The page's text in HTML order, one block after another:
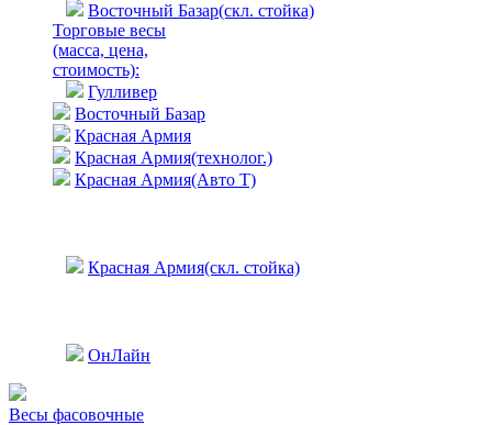
Восточный Базар(скл. стойка)
Торговые весы
(масса, цена,
стоимость):
Гулливер
Восточный Базар
Красная Армия
Красная Армия(технолог.)
Красная Армия(Авто Т)
Красная Армия(скл. стойка)
ОнЛайн
Весы фасовочные